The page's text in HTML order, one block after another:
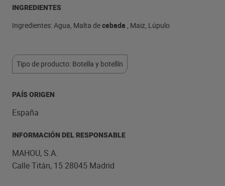
INGREDIENTES
Ingredientes: Agua, Malta decebada , Maiz, Lúpulo
Tipo de producto: Botella y botellín
PAÍS ORIGEN
España
INFORMACIÓN DEL RESPONSABLE
MAHOU, S.A.
Calle Titán, 15 28045 Madrid